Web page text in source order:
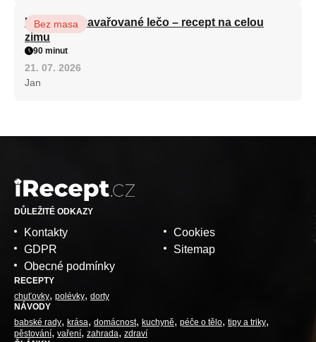
Babiččino zavařované lečo – recept na celou
zimu
Bez masa
90 minut
21. 07. 2026
Jan
DŮLEŽITÉ ODKAZY
Kontakty
GDPR
Obecné podmínky
Cookies
Sitemap
RECEPTY
chuťovky polévky dorty
NÁVODY
babské rady
krása domácnost kuchyně péče o tělo tipy a triky
pěstování vaření zahrada zdraví